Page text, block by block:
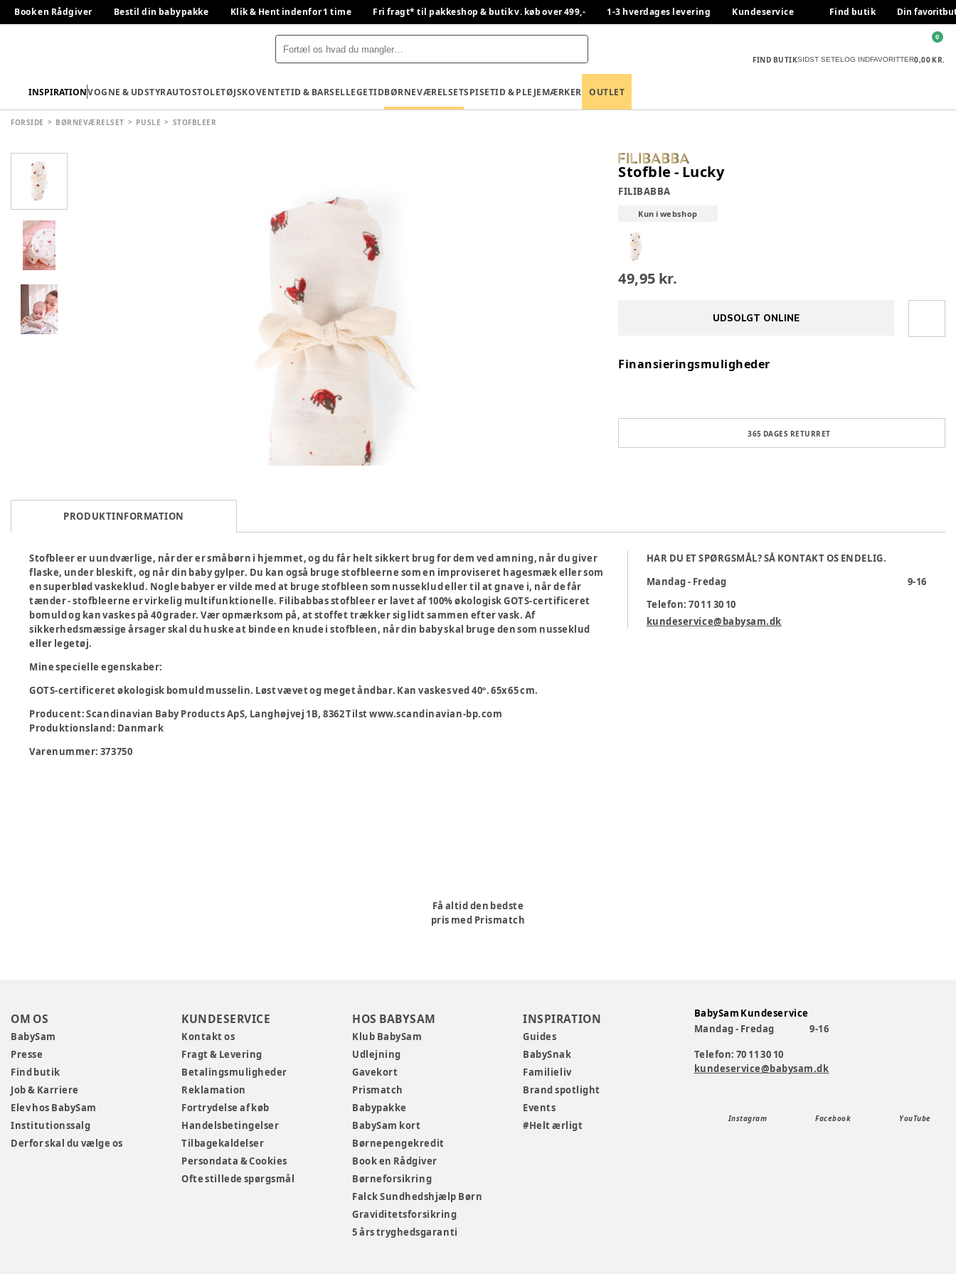
Book en Rådgiver Bestil din babypakke Klik & Hent indenfor 1 time Fri fragt* til pakkeshop & butik v. køb over 499,- 1-3 hverdages levering Kundeservice Find butik Din
FIND BUTIKSIDST SETELOG INDFAVORITTER0,00 KR.
0
INSPIRATIONVOGNE & UDSTYRAUTOSTOLETØJSKOVENTETID & BARSELLEGETIDBØRNEVÆRELSETSPISETID & PLEJEMÆRKER OUTLET
FORSIDE BØRNEVÆRELSET PUSLE STOFBLEER
Stofble - Lucky
FILIBABBA
Kun i webshop
49,95 kr.
UDSOLGT ONLINE
Finansieringsmuligheder
365 DAGES RETURRET
PRODUKTINFORMATION
Stofbleer er uundværlige, når der er småbørn i hjemmet, og du får helt sikkert brug for dem ved amning, når du giver
flaske, under bleskift, og når din baby gylper. Du kan også bruge stofbleerne som en improviseret hagesmæk eller som
en superblød vaskeklud. Nogle babyer er vilde med at bruge stofbleen som nusseklud eller til at gnave i, når de får
tænder - stofbleerne er virkelig multifunktionelle. Filibabbas stofbleer er lavet af 100% økologisk GOTS-certificeret
bomuld og kan vaskes på 40 grader. Vær opmærksom på, at stoffet trækker sig lidt sammen efter vask. Af
sikkerhedsmæssige årsager skal du huske at binde en knude i stofbleen, når din baby skal bruge den som nusseklud
eller legetøj.
Mine specielle egenskaber:
GOTS-certificeret økologisk bomuld musselin. Løst vævet og meget åndbar. Kan vaskes ved 40º. 65x65 cm.
Producent:Scandinavian Baby Products ApS, Langhøjvej 1B, 8362 Tilst www.scandinavian-bp.com
Produktionsland: Danmark
Varenummer: 373750
HAR DU ET SPØRGSMÅL? SÅ KONTAKT OS ENDELIG.
Mandag - Fredag
9-16
Telefon: 70 11 30 10
kundeservice@babysam.dk
Få altid den bedste
pris med Prismatch
OM OS
BabySam
Presse
Find butik
Job & Karriere
Elev hos BabySam
Institutionssalg
Derfor skal du vælge os
KUNDESERVICE
Kontakt os
Fragt & Levering
Betalingsmuligheder
Reklamation
Fortrydelse af køb
Handelsbetingelser
Tilbagekaldelser
Persondata & Cookies
Ofte stillede spørgsmål
HOS BABYSAM
Klub BabySam
Udlejning
Gavekort
Prismatch
Babypakke
BabySam kort
Børnepengekredit
Book en Rådgiver
Børneforsikring
Falck Sundhedshjælp Børn
Graviditetsforsikring
5 års tryghedsgaranti
INSPIRATION
Guides
BabySnak
Familieliv
Brand spotlight
Events
#Helt ærligt
BabySam Kundeservice
Mandag - Fredag
9-16
Telefon: 70 11 30 10
kundeservice@babysam.dk
Instagram Facebook YouTube